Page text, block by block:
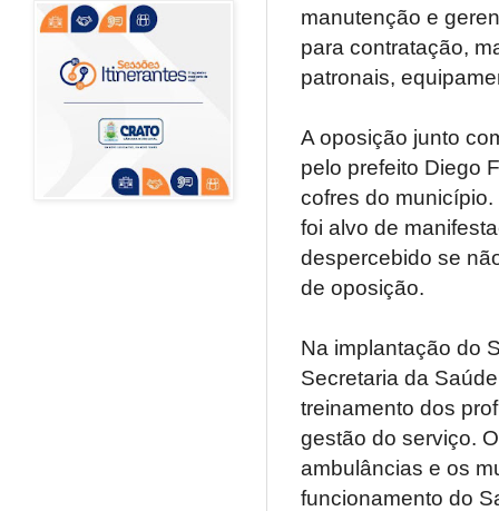
manutenção e
para contratação,
patronais,
A oposição junto
pelo prefeito Diego
cofres do
foi alvo de
despercebido se
de oposição.
Na implantação do
Secretaria da
treinamento dos
gestão do serviço.
ambulâncias e os
funcionamento do